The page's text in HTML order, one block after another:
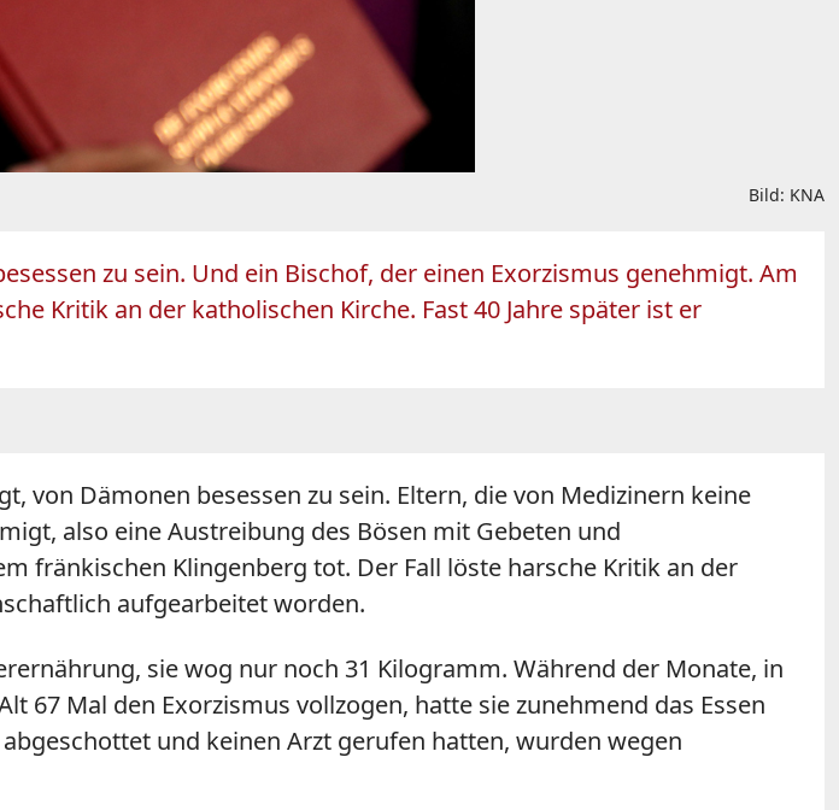
Bild: KNA
zu sein. Und ein Bischof, der einen Exorzismus genehmigt. Am
Kritik an der katholischen Kirche. Fast 40 Jahre später ist er
von Dämonen besessen zu sein. Eltern, die von Medizinern keine
also eine Austreibung des Bösen mit Gebeten und
fränkischen Klingenberg tot. Der Fall löste harsche Kritik an der
aufgearbeitet worden.
sie wog nur noch 31 Kilogramm. Während der Monate, in
67 Mal den Exorzismus vollzogen, hatte sie zunehmend das Essen
und keinen Arzt gerufen hatten, wurden wegen